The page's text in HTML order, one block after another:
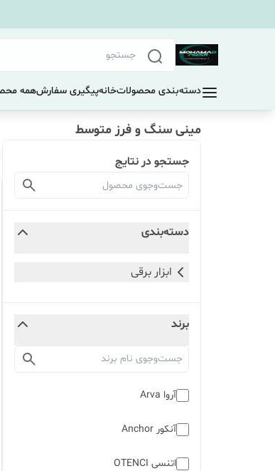
دسته‌بندی محصولاتخانهپیگیری سفارشهمه
مینی سنگ و فرز متوسط
جستجو در نتایج
دسته‌بندی
ابزار برقی
برند
آروا Arva
آنکور Anchor
اتنسی OTENCI